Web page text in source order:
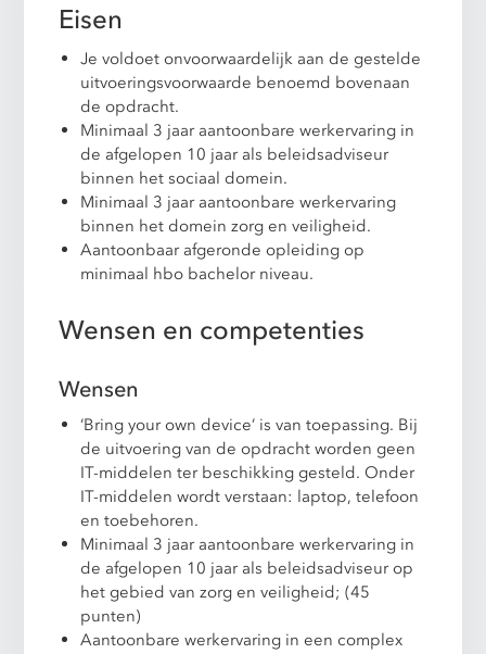
Eisen
Je voldoet onvoorwaardelijk aan de gestelde
uitvoeringsvoorwaarde benoemd bovenaan
de opdracht.
Minimaal 3 jaar aantoonbare werkervaring in
de afgelopen 10 jaar als beleidsadviseur
binnen het sociaal domein.
Minimaal 3 jaar aantoonbare werkervaring
binnen het domein zorg en veiligheid.
Aantoonbaar afgeronde opleiding op
minimaal hbo bachelor niveau.
Wensen en competenties
Wensen
‘Bring your own device’ is van toepassing. Bij
de uitvoering van de opdracht worden geen
IT-middelen ter beschikking gesteld. Onder
IT-middelen wordt verstaan: laptop, telefoon
en toebehoren.
Minimaal 3 jaar aantoonbare werkervaring in
de afgelopen 10 jaar als beleidsadviseur op
het gebied van zorg en veiligheid; (45
punten)
Aantoonbare werkervaring in een complex